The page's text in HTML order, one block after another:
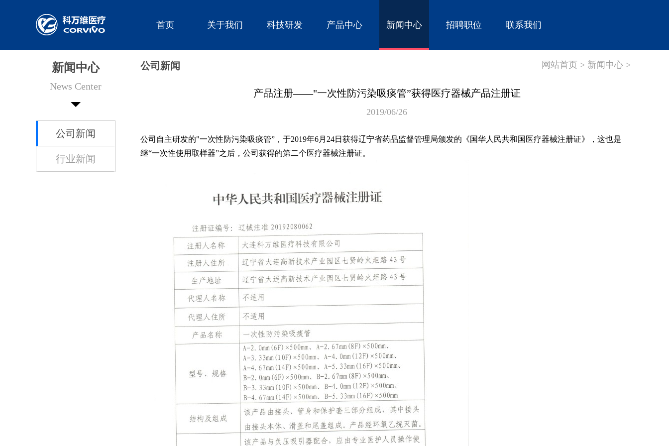
首页 关于我们 科技研发 产品中心 新闻中心 招聘职位 联系我们
新闻中心
News Center
公司新闻
行业新闻
公司新闻 网站首页 > 新闻中心 >
产品注册——"一次性防污染吸痰管”获得医疗器械产品注册证
2019/06/26
公司自主研发的"一次性防污染吸痰管”，于2019年6月24日获得辽宁省药品监督管理局颁发的《国华人民共和国医疗器械注册证》，这也是
继“一次性使用取样器”之后，公司获得的第二个医疗器械注册证。